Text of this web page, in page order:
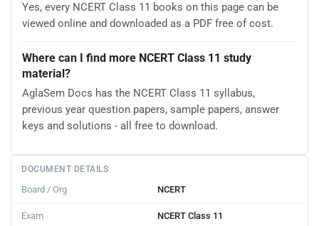
Yes, every NCERT Class 11 books on this page can be
viewed online and downloaded as a PDF free of cost.
Where can I find more NCERT Class 11 study
material?
AglaSem Docs has the NCERT Class 11 syllabus,
previous year question papers, sample papers, answer
keys and solutions - all free to download.
DOCUMENT DETAILS
Board / Org NCERT
Exam NCERT Class 11